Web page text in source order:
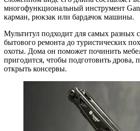
многофункциональный инструмент
карман, рюкзак или бардачок машины.
Мультитул подходит для самых разных
бытового ремонта до туристических
охоты. Дома он поможет починить
пригодится, чтобы подготовить дрова,
открыть консервы.